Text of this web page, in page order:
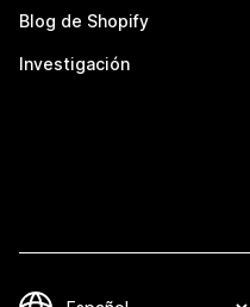
Blog de Shopify
Investigación